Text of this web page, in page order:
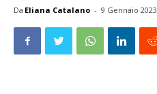
Da Eliana Catalano - 9 Gennaio 2023